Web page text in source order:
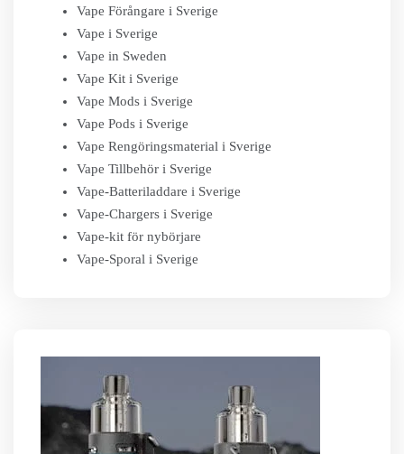
Vape Förångare i Sverige
Vape i Sverige
Vape in Sweden
Vape Kit i Sverige
Vape Mods i Sverige
Vape Pods i Sverige
Vape Rengöringsmaterial i Sverige
Vape Tillbehör i Sverige
Vape-Batteriladdare i Sverige
Vape-Chargers i Sverige
Vape-kit för nybörjare
Vape-Sporal i Sverige